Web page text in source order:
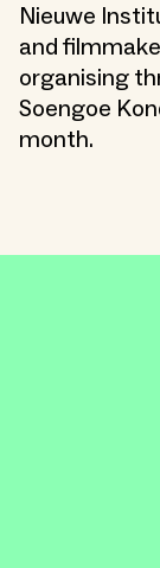
Nieuwe
and
organising
Soengoe
month.